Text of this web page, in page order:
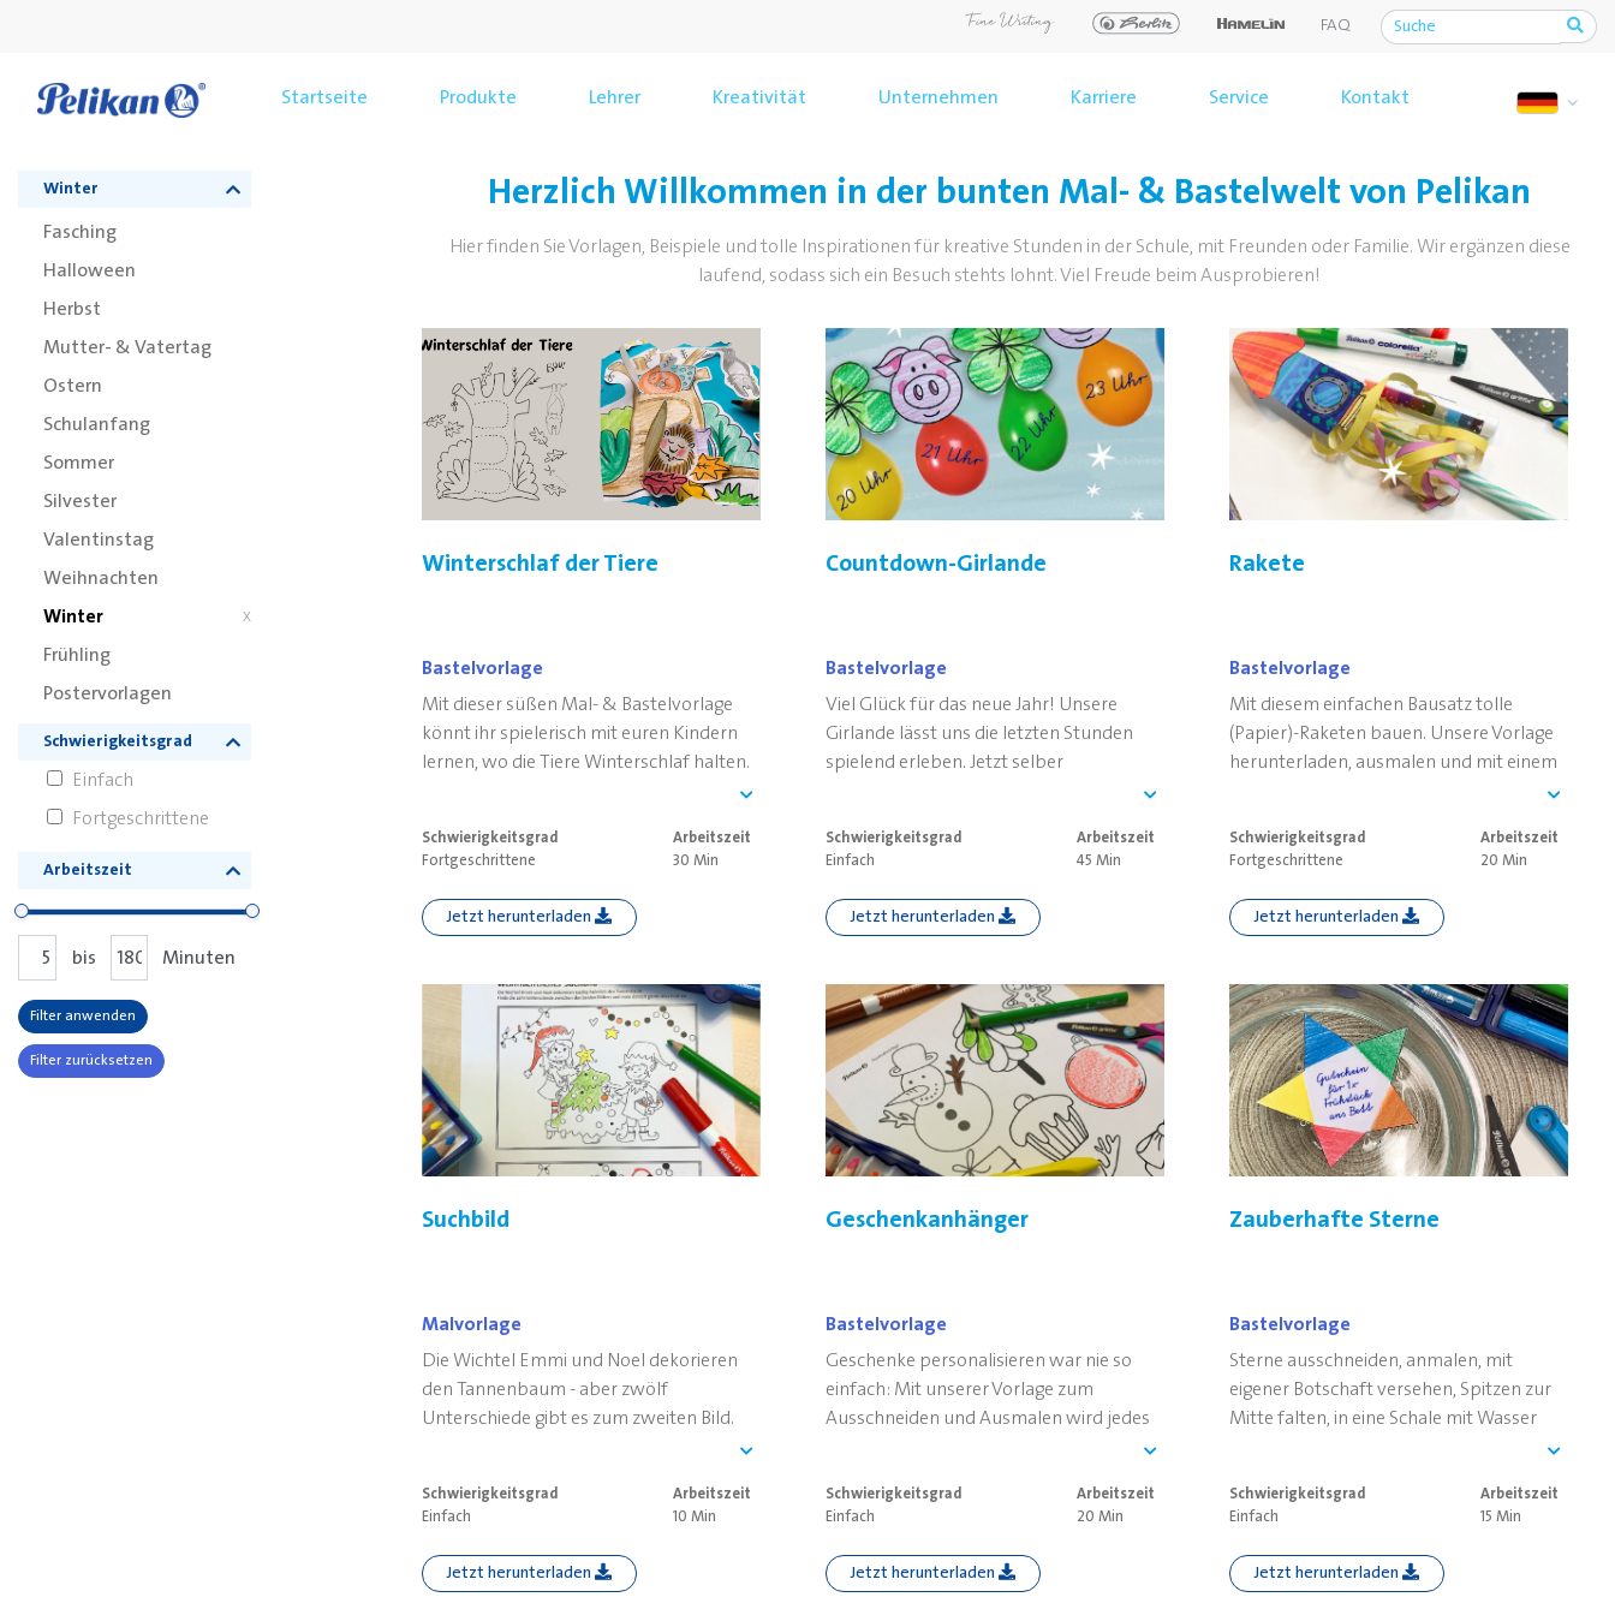
FAQ
Startseite Produkte Lehrer Kreativität Unternehmen Karriere Service Kontakt
Winter
Fasching
Halloween
Herbst
Mutter- & Vatertag
Ostern
Schulanfang
Sommer
Silvester
Valentinstag
Weihnachten
Winter
X
Frühling
Postervorlagen
Schwierigkeitsgrad
Einfach
Fortgeschrittene
Arbeitszeit
bis Minuten
Filter anwenden
Filter zurücksetzen
Herzlich Willkommen in der bunten Mal- & Bastelwelt von Pelikan
Hier finden Sie Vorlagen, Beispiele und tolle Inspirationen für kreative Stunden in der Schule, mit Freunden oder Familie. Wir ergänzen diese
laufend, sodass sich ein Besuch stehts lohnt. Viel Freude beim Ausprobieren!
Winterschlaf der Tiere
Bastelvorlage
Mit dieser süßen Mal- & Bastelvorlage
könnt ihr spielerisch mit euren Kindern
lernen, wo die Tiere Winterschlaf halten.
Schwierigkeitsgrad
Fortgeschrittene
Arbeitszeit
30 Min
Jetzt herunterladen
Countdown-Girlande
Bastelvorlage
Viel Glück für das neue Jahr! Unsere
Girlande lässt uns die letzten Stunden
spielend erleben. Jetzt selber
ausprobieren, ausdrucken, ausmalen und
Schwierigkeitsgrad
Einfach
Arbeitszeit
45 Min
Jetzt herunterladen
Rakete
Bastelvorlage
Mit diesem einfachen Bausatz tolle
(Papier)-Raketen bauen. Unsere Vorlage
herunterladen, ausmalen und mit einem
Schwierigkeitsgrad
Fortgeschrittene
Arbeitszeit
20 Min
Jetzt herunterladen
Suchbild
Malvorlage
Die Wichtel Emmi und Noel dekorieren
den Tannenbaum - aber zwölf
Unterschiede gibt es zum zweiten Bild.
Schwierigkeitsgrad
Einfach
Arbeitszeit
10 Min
Jetzt herunterladen
Geschenkanhänger
Bastelvorlage
Geschenke personalisieren war nie so
einfach: Mit unserer Vorlage zum
Ausschneiden und Ausmalen wird jedes
Schwierigkeitsgrad
Einfach
Arbeitszeit
20 Min
Jetzt herunterladen
Zauberhafte Sterne
Bastelvorlage
Sterne ausschneiden, anmalen, mit
eigener Botschaft versehen, Spitzen zur
Mitte falten, in eine Schale mit Wasser
Schwierigkeitsgrad
Einfach
Arbeitszeit
15 Min
Jetzt herunterladen